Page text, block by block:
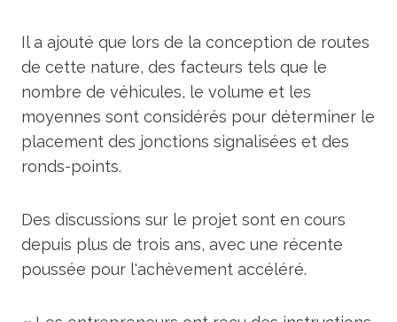
Il a ajouté que lors de la conception de routes
de cette nature, des facteurs tels que le
nombre de véhicules, le volume et les
moyennes sont considérés pour déterminer le
placement des jonctions signalisées et des
ronds-points.
Des discussions sur le projet sont en cours
depuis plus de trois ans, avec une récente
poussée pour l'achèvement accéléré.